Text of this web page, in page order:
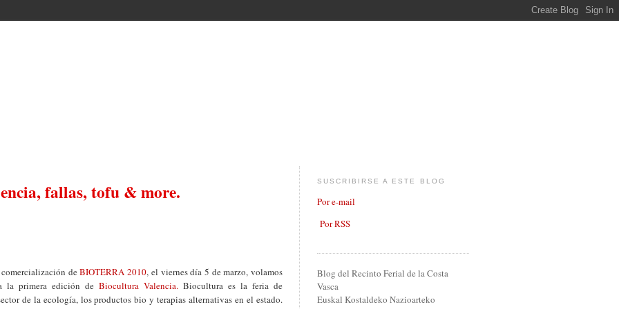
fallas, tofu & more.
deBIOTERRA 2010, el viernes día 5 de marzo, volamos
la primera edición de Biocultura Valencia. Biocultura es la feria de
de la ecología, los productos bio y terapias alternativas en el estado.
SUSCRIBIRSE A ESTE BLOG
Por e-mail
Por RSS
Blog del Recinto Ferial de la Costa
Vasca
Euskal Kostaldeko Nazioarteko